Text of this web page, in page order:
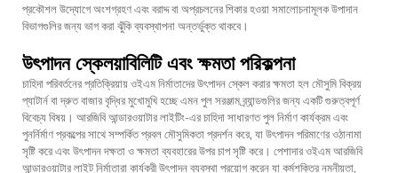
প্রকৌশল উদ্যোগে অংশগ্রহণ এবং বরাদ্দ বা অপ্রচলনের শিকার হওয়া সমালোচনামূলক উপাদান
বিভাগগুলির জন্য ভাগ করা ঝুঁকি ব্যবস্থাপনা অন্তর্ভুক্ত থাকবে।
উৎপাদন স্কেলয়াবিলিটি এবং ক্ষমতা পরিকল্পনা
চাহিদা পরিবর্তনের প্রতিক্রিয়ায় ওইএম নির্মাতাদের উৎপাদন স্কেল করার ক্ষমতা হল মৌসুমি বিক্রয়
প্যাটার্ন বা দ্রুত বাজার বৃদ্ধির মুখোমুখি হচ্ছে এমন পুল সরঞ্জাম ব্র্যান্ডগুলির জন্য একটি গুরুত্বপূর্ণ
বিবেচ্য বিষয়। আরজিবি আন্ডারওয়াটার লাইটিং-এর চাহিদা সাধারণত পুল নির্মাণ কার্যক্রম এবং
পুনর্নির্মাণ প্রকল্পের সাথে সম্পর্কিত প্রবল মৌসুমিকতা প্রদর্শন করে, যা উৎপাদন পরিমাণের ওঠানামা
সৃষ্টি করে এবং উৎপাদন দক্ষতা ও ক্ষমতা ব্যবহারের উপর চাপ সৃষ্টি করে। পেশাদার ওইএম আরজিবি
আন্ডারওয়াটার লাইট নির্মাতারা কার্যকরী উৎপাদন ব্যবস্থা প্রয়োগ করেন যা কর্মশক্তির নমনীয়তা,